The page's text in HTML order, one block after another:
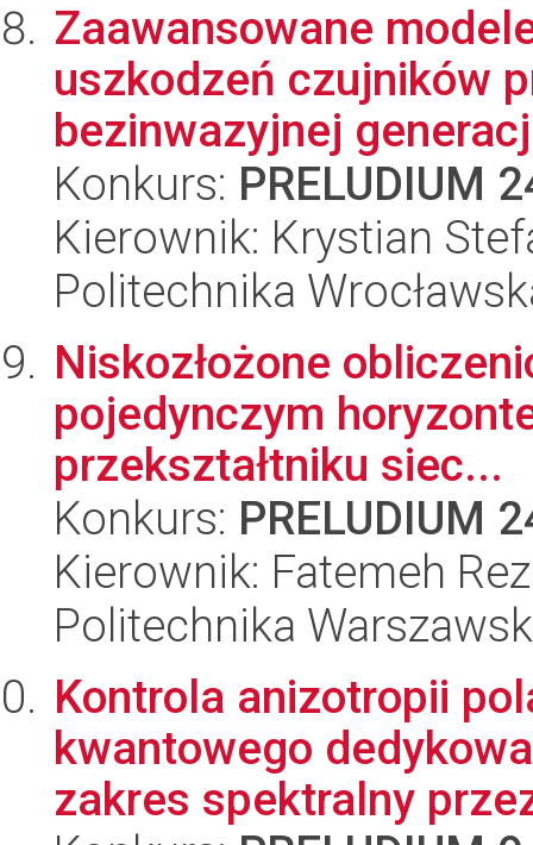
Zaawansowane
uszkodzeń czujników
bezinwazyjnej
Konkurs: PRELUDIUM
Kierownik: Krystian
Politechnika
Niskozłożone
pojedynczym
przekształtniku siec...
Konkurs: PRELUDIUM
Kierownik: Fatemeh
Politechnika
Kontrola anizotropii
kwantowego
zakres spektralny